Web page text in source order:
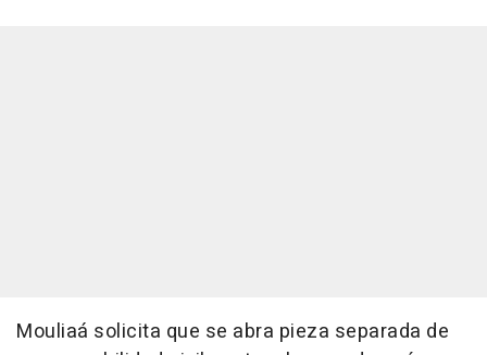
Mouliaá solicita que se abra pieza separada de